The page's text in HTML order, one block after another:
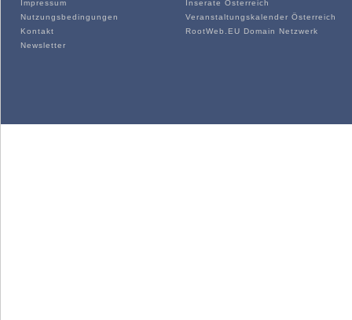
Impressum
Nutzungsbedingungen
Kontakt
Newsletter
Inserate Österreich
Veranstaltungskalender Österreich
RootWeb.EU Domain Netzwerk